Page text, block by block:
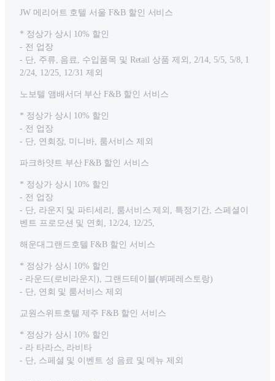
JW 메리어트 호텔 서울 F&B 할인 서비스
* 정상가 상시 10% 할인
- 전 업장
- 단, 주류, 음료, 수입품목 및 Retail 상품 제외, 2/14, 5/5, 5/8, 1
2/24, 12/25, 12/31 제외
노보텔 앰배서더 부산 F&B 할인 서비스
* 정상가 상시 10% 할인
- 전 업장
- 단, 연회장, 미니바, 룸서비스 제외
파크하얏트 부산 F&B 할인 서비스
* 정상가 상시 10% 할인
- 전 업장
- 단, 라운지 및 파티세리, 룸서비스 제외, 특정기간, 스페셜이
벤트 프로모션 및 연회, 12/24, 12/25,
해운대그랜드호텔 F&B 할인 서비스
* 정상가 상시 10% 할인
- 라운드(로비라운지), 그랜드테이블(뷔페레스토랑)
- 단, 연회 및 룸서비스 제외
교원스위트호텔 제주 F&B 할인 서비스
* 정상가 상시 10% 할인
- 라 타라스, 라비타
- 단, 스페셜 및 이벤트 성 음료 및 메뉴 제외